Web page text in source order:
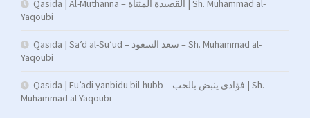
Qasida | Al-Muthanna – القصيدة المثناة | Sh. Muhammad al-
Yaqoubi
Qasida | Sa’d al-Su’ud – سعد السعود – Sh. Muhammad al-
Yaqoubi
Qasida | Fu’adi yanbidu bil-hubb – فؤادي ينبض بالحب | Sh.
Muhammad al-Yaqoubi